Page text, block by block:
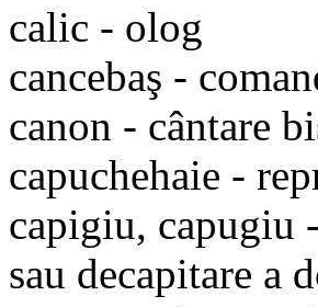
calic - olog
cancebaş -
canon - cântare
capuchehaie -
capigiu, capugiu
sau decapitare a